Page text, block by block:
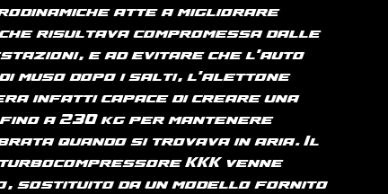
atte a migliorare
risultava compromessa dalle
e ad evitare che l'auto
muso dopo i salti, l'alettone
infatti capace di creare una
a 230 kg per mantenere
quando si trovava in aria. Il
KKK venne
sostituito da un modello fornito